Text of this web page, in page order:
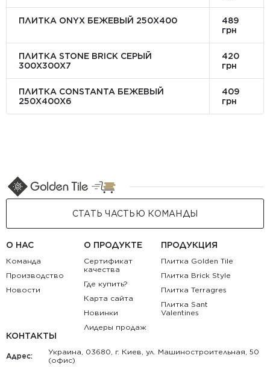
ПЛИТКА ONYX БЕЖЕВЫЙ 250X400
489
грн
ПЛИТКА STONE BRICK СЕРЫЙ
300Х300X7
420
грн
ПЛИТКА CONSTANTA БЕЖЕВЫЙ
250Х400X6
409
грн
СТАТЬ ЧАСТЬЮ КОМАНДЫ
О НАС
Команда
Производство
Новости
О ПРОДУКТЕ
Сертификат
качества
Где купить?
Карта сайта
Новинки
Лидеры продаж
ПРОДУКЦИЯ
Плитка Golden Tile
Плитка Brick Style
Плитка Terragres
Плитка Sant
Valentines
КОНТАКТЫ
Адрес:
Украина, 03680, г. Киев, ул. Машиностроительная, 50
(офис)